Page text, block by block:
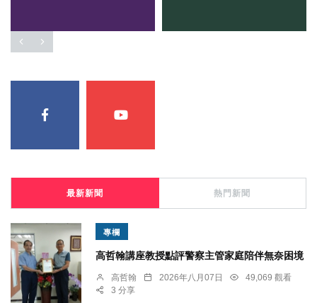
最新新聞 熱門新聞
專欄
高哲翰講座教授點評警察主管家庭陪伴無奈困境
高哲翰 2026年八月07日
49,069 觀看
3 分享